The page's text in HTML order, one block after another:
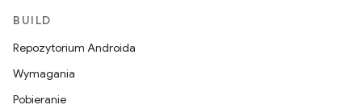
BUILD
Repozytorium Androida
Wymagania
Pobieranie